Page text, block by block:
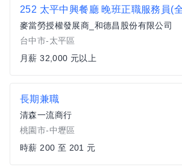
252 太平中興餐廳 晚班正職服務員(
麥當勞授權發展商_和德昌股份有限公司
台中市-太平區
月薪 32,000 元以上
長期兼職
清森一流商行
桃園市-中壢區
時薪 200 至 201 元